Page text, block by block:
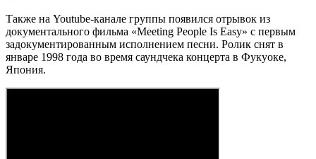
Также на Youtube-канале группы появился отрывок из
документального фильма «Meeting People Is Easy» с первым
задокументированным исполнением песни. Ролик снят в
январе 1998 года во время саундчека концерта в Фукуоке,
Япония.